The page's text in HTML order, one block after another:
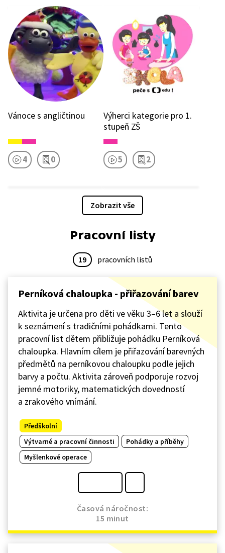
Vánoce s angličtinou
4 0
Výherci kategorie pro 1.
stupeň ZŠ
5 2
Zobrazit vše
Pracovní listy
19 pracovních listů
Perníková chaloupka - přiřazování barev
Aktivita je určena pro děti ve věku 3–6 let a slouží
k seznámení s tradičními pohádkami. Tento
pracovní list dětem přibližuje pohádku Perníková
chaloupka. Hlavním cílem je přiřazování barevných
předmětů na perníkovou chaloupku podle jejich
barvy a počtu. Aktivita zároveň podporuje rozvoj
jemné motoriky, matematických dovedností
a zrakového vnímání.
Předškolní
Výtvarné a pracovní činnosti
Pohádky a příběhy
Myšlenkové operace
Časová náročnost:
15 minut